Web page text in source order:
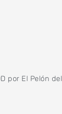
por El Pelón del